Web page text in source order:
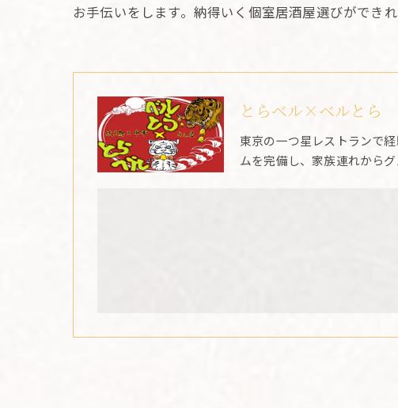
お手伝いをします。納得いく個室居酒屋選びができ
とらベル×ベルとら
東京の一つ星レストランで
ムを完備し、家族連れから